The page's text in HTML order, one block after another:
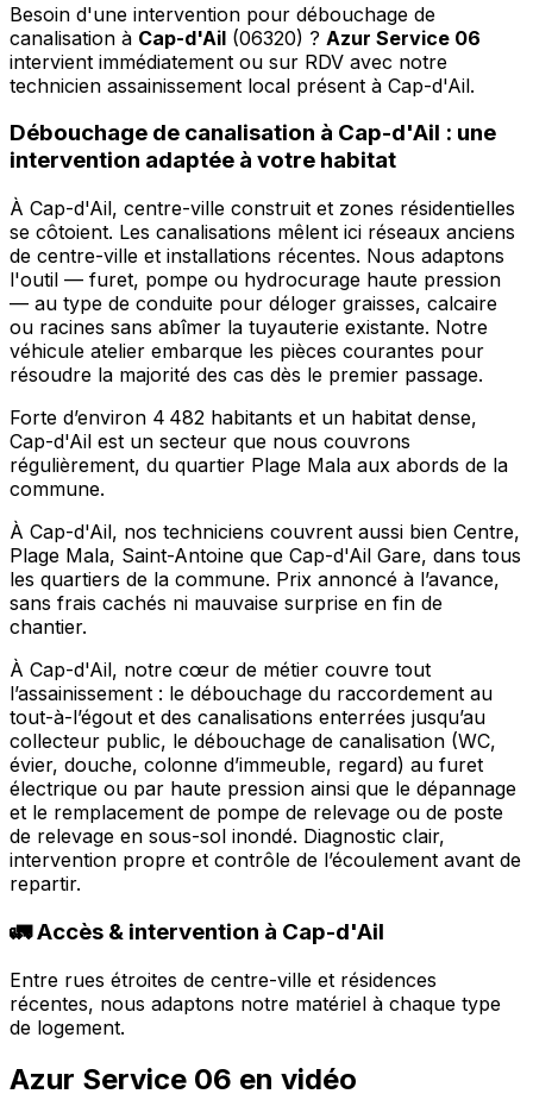
Besoin d'une intervention pour débouchage de
canalisation à Cap-d'Ail (06320) ? Azur Service 06
intervient immédiatement ou sur RDV avec notre
technicien assainissement local présent à Cap-d'Ail.
Débouchage de canalisation à Cap-d'Ail : une
intervention adaptée à votre habitat
À Cap-d'Ail, centre-ville construit et zones résidentielles
se côtoient. Les canalisations mêlent ici réseaux anciens
de centre-ville et installations récentes. Nous adaptons
l'outil — furet, pompe ou hydrocurage haute pression
— au type de conduite pour déloger graisses, calcaire
ou racines sans abîmer la tuyauterie existante. Notre
véhicule atelier embarque les pièces courantes pour
résoudre la majorité des cas dès le premier passage.
Forte d’environ 4 482 habitants et un habitat dense,
Cap-d'Ail est un secteur que nous couvrons
régulièrement, du quartier Plage Mala aux abords de la
commune.
À Cap-d'Ail, nos techniciens couvrent aussi bien Centre,
Plage Mala, Saint-Antoine que Cap-d'Ail Gare, dans tous
les quartiers de la commune. Prix annoncé à l’avance,
sans frais cachés ni mauvaise surprise en fin de
chantier.
À Cap-d'Ail, notre cœur de métier couvre tout
l’assainissement : le débouchage du raccordement au
tout-à-l’égout et des canalisations enterrées jusqu’au
collecteur public, le débouchage de canalisation (WC,
évier, douche, colonne d’immeuble, regard) au furet
électrique ou par haute pression ainsi que le dépannage
et le remplacement de pompe de relevage ou de poste
de relevage en sous-sol inondé. Diagnostic clair,
intervention propre et contrôle de l’écoulement avant de
repartir.
🚛 Accès & intervention à Cap-d'Ail
Entre rues étroites de centre-ville et résidences
récentes, nous adaptons notre matériel à chaque type
de logement.
Azur Service 06 en vidéo